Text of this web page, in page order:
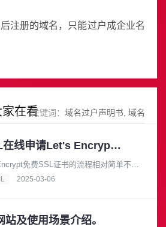
注册的域名，只能过户成企业名
家在看关键词： 域名过户声明书 域名
如何通过TopSSL在线申请Let's Encrypt的免费SSL证书？
免费SSL证书的流程相对简单不过
要有域名的管理权限，下面是详细的申
2025-03-06
及使用场景介绍。